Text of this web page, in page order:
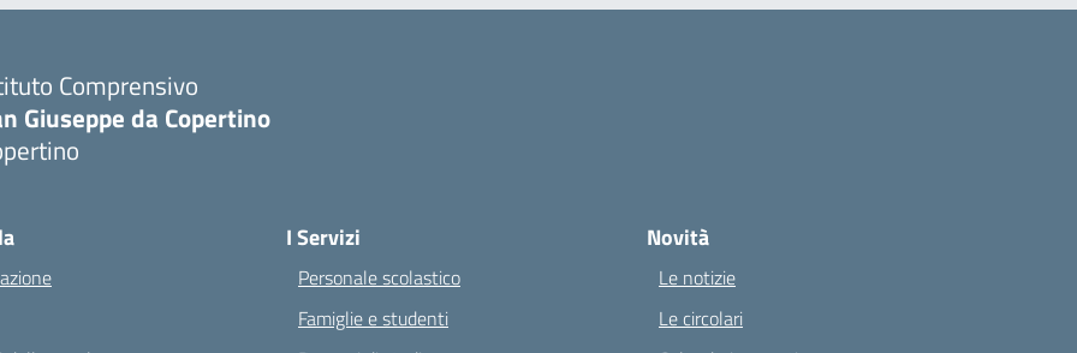
Comprensivo
Giuseppe da Copertino
I Servizi
Personale scolastico
Famiglie e studenti
Novità
Le notizie
Le circolari